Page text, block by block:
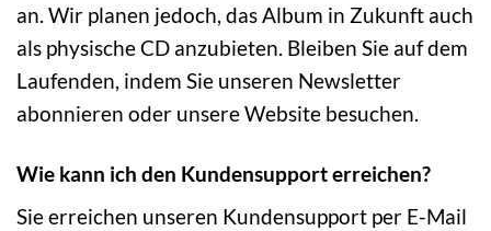
an. Wir planen jedoch, das Album in Zukunft auch
als physische CD anzubieten. Bleiben Sie auf dem
Laufenden, indem Sie unseren Newsletter
abonnieren oder unsere Website besuchen.
Wie kann ich den Kundensupport erreichen?
Sie erreichen unseren Kundensupport per E-Mail